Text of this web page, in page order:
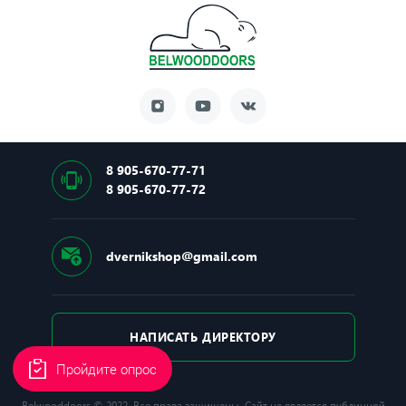
Основной замок:Securemme
Производитель замка: Италия
Ночная задвижка: Есть
8 905-670-77-71
8 905-670-77-72
dvernikshop@gmail.com
НАПИСАТЬ ДИРЕКТОРУ
Пройдите опрос